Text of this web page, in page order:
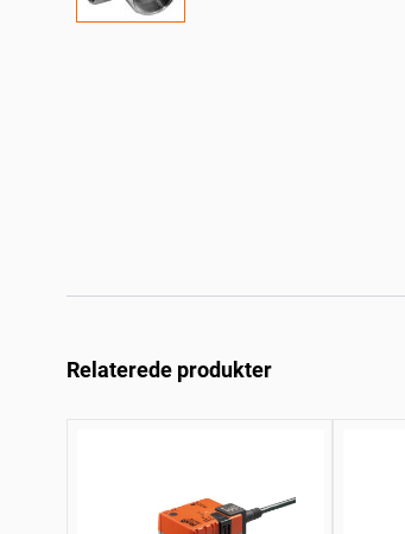
Relaterede produkter